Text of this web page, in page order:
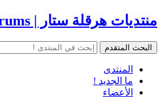
منتديات هرقلة ستار | Hergla Star Forums
المنتدى
ما الجديد !
الأعضاء